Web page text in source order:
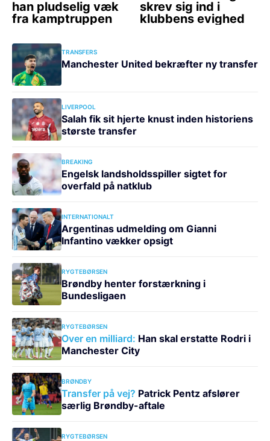
TRANSFERS
Manchester United bekræfter ny transfer
LIVERPOOL
Salah fik sit hjerte knust inden historiens
største transfer
BREAKING
Engelsk landsholdsspiller sigtet for
overfald på natklub
INTERNATIONALT
Argentinas udmelding om Gianni
Infantino vækker opsigt
RYGTEBØRSEN
Brøndby henter forstærkning i
Bundesligaen
RYGTEBØRSEN
Over en milliard: Han skal erstatte Rodri i
Manchester City
BRØNDBY
Transfer på vej? Patrick Pentz afslører
særlig Brøndby-aftale
RYGTEBØRSEN